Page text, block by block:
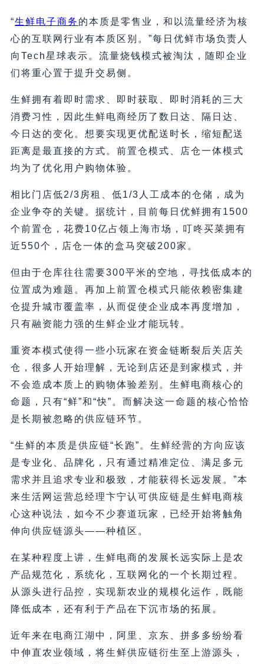
“生鲜电子商务 的本质是零售业，和以流量经济为核
心的互联网行业有本质区别。”每日优鲜市场负责人
向Tech星球表示。流量烧钱模式被淘汰，随即企业
们将重心置于提升交易侧。
生鲜拥有着即时需求、即时获取、即时消耗的三大
消费习性，因此生鲜电商经历了数日达、隔日达、
今日达的变化。想要实现更优配送时长，缩短配送
距离是最直接的方式。前置仓模式、店仓一体模式
均为了优化用户购物体验。
相比门店低2/3房租、低1/3人工成本的仓储，成为
企业争夺的关键。据统计，目前每日优鲜拥有1500
个前置仓，花费10亿占领上海市场，叮咚买菜拥有
近550个，店仓一体的盒马突破200家。
但由于仓库往往需要300平米的空地，寻找低成本的
位置成为难题。再加上前置仓模式只能依赖密集建
仓提升城市覆盖率，从而促使企业成本再度增加，
只有融资能力强的生鲜企业才能玩转。
重资本模式使得一些小玩家在资金链断裂后关店关
仓，很多人开始理解，无论到店还是到家模式，并
不会造成本质上的购物体验差别。生鲜电商核心的
命题，只有“鲜”和“快”。而解决这一命题的核心恰恰
是长期被忽略的供应链环节。
“生鲜的本质是供应链“长跑”。生鲜经营的方向应该
是专业化、品牌化，只有通过精准定位、满足多元
需求并且追求专业和极致，才能获得长远发展。”本
来生活网运营总经理卞宁认可供应链是生鲜电商核
心这种说法，如今不少赛道玩家，已经开始将触角
伸向供应链源头——种植区。
在某种程度上讲，生鲜电商的发展长远实际上是农
产品规范化，系统化，互联网化的一个长期过程。
从源头进行品控，实现新农业的规模化运作，既能
降低成本，还有利于产品在下沉市场的拓展。
近年来在电商江湖中，阿里、京东、拼多多纷纷看
中伸直农业领域，将生鲜供应链衍生至上游源头，